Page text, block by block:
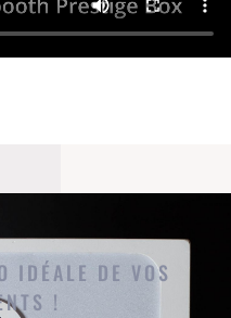
IDÉALE DE VOS
!